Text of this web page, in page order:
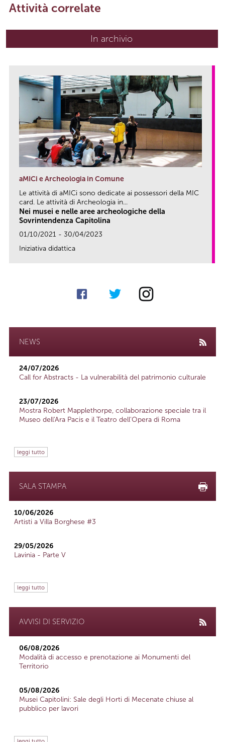
Attività correlate
In archivio
aMICi e Archeologia in Comune
Le attività di aMICi sono dedicate ai possessori della MIC
card. Le attività di Archeologia in...
Nei musei e nelle aree archeologiche della
Sovrintendenza Capitolina
01/10/2021 - 30/04/2023
Iniziativa didattica
NEWS
24/07/2026
Call for Abstracts - La vulnerabilità del patrimonio culturale
23/07/2026
Mostra Robert Mapplethorpe, collaborazione speciale tra il
Museo dell'Ara Pacis e il Teatro dell'Opera di Roma
leggi tutto
SALA STAMPA
10/06/2026
Artisti a Villa Borghese #3
29/05/2026
Lavinia - Parte V
leggi tutto
AVVISI DI SERVIZIO
06/08/2026
Modalità di accesso e prenotazione ai Monumenti del
Territorio
05/08/2026
Musei Capitolini: Sale degli Horti di Mecenate chiuse al
pubblico per lavori